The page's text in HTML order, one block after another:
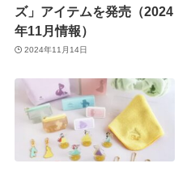
ズ」アイテムを発売（2024
年11月情報）
2024年11月14日